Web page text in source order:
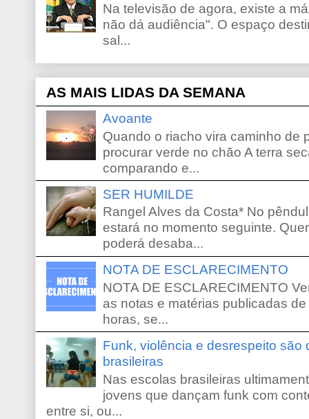
Na televisão de agora, existe a
não dá audiência". O espaço
sal...
AS MAIS LIDAS DA SEMANA
Avoante
Quando o riacho vira caminho de
procurar verde no chão A terra
comparando e...
SER HUMILDE
Rangel Alves da Costa* No
estará no momento seguinte.
poderá desaba...
NOTA DE ESCLARECIMENTO
NOTA DE ESCLARECIMENTO
as notas e matérias publicadas
horas, se...
Funk, violência e desrespeito são
brasileiras
Nas escolas brasileiras
jovens que dançam funk com
entre si, ou...